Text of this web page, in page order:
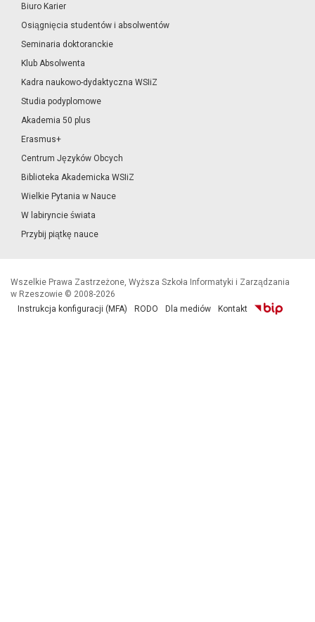
Biuro Karier
Osiągnięcia studentów i absolwentów
Seminaria doktoranckie
Klub Absolwenta
Kadra naukowo-dydaktyczna WSIiZ
Studia podyplomowe
Akademia 50 plus
Erasmus+
Centrum Języków Obcych
Biblioteka Akademicka WSIiZ
Wielkie Pytania w Nauce
W labiryncie świata
Przybij piątkę nauce
Wszelkie Prawa Zastrzeżone, Wyższa Szkoła Informatyki i Zarządzania
w Rzeszowie © 2008-2026
Instrukcja konfiguracji (MFA)
RODO Dla mediów Kontakt